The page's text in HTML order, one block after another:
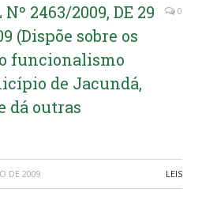
2463/2009, DE 29
(Dispõe sobre os
funcionalismo
de Jacundá,
dá outras
0
DE 2009 LEIS